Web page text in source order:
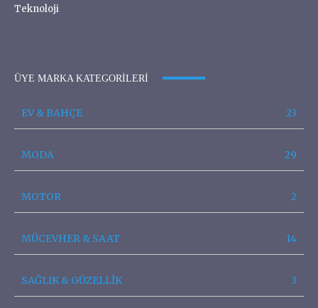
Teknoloji
ÜYE MARKA KATEGORILERI
EV & BAHÇE 23
MODA 29
MOTOR 2
MÜCEVHER & SAAT 14
SAĞLIK & GÜZELLİK 3